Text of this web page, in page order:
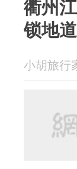
衢州
锁地
小胡旅行